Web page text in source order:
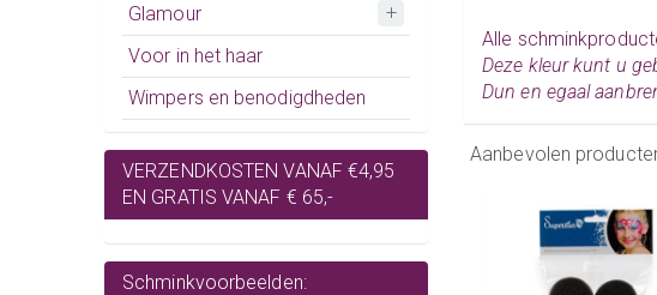
Glamour
Voor in het haar
Wimpers en benodigdheden
VERZENDKOSTEN VANAF €4,95
EN GRATIS VANAF € 65,-
Schminkvoorbeelden:
Alle
Deze kleur kunt u
Dun en egaal
Aanbevolen